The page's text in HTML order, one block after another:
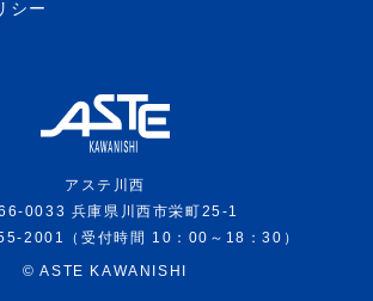
シー
アステ川西
0033 兵庫県川西市栄町25-1
2001（受付時間 10：00～18：30）
© ASTE KAWANISHI